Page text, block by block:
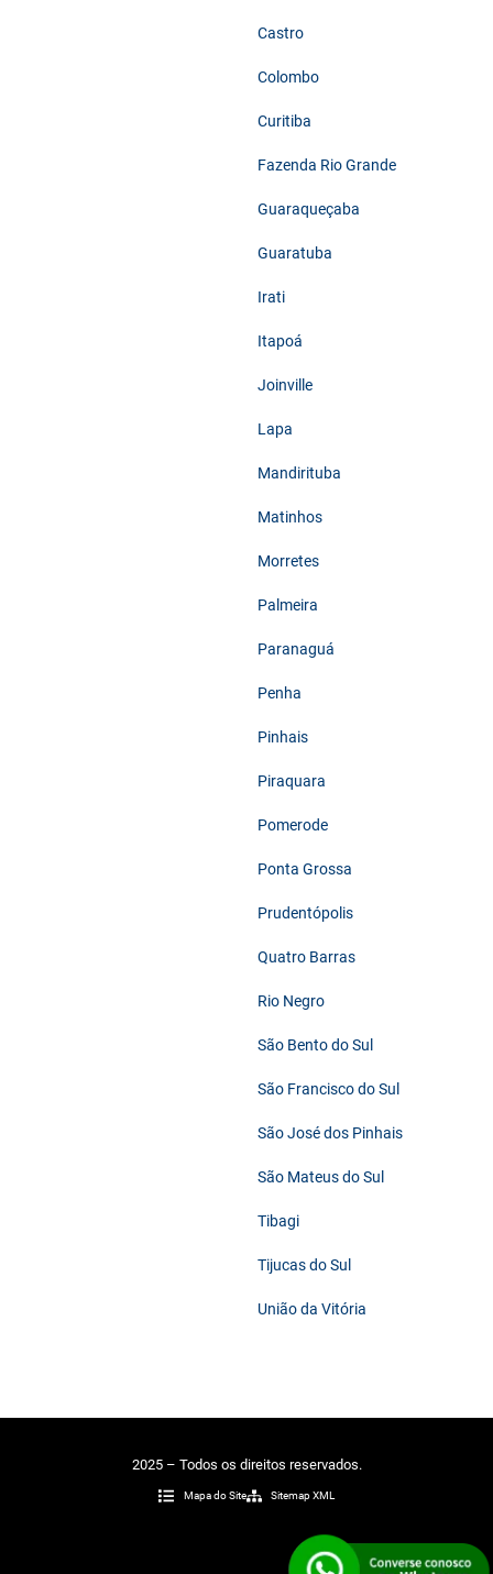
Castro
Colombo
Curitiba
Fazenda Rio Grande
Guaraqueçaba
Guaratuba
Irati
Itapoá
Joinville
Lapa
Mandirituba
Matinhos
Morretes
Palmeira
Paranaguá
Penha
Pinhais
Piraquara
Pomerode
Ponta Grossa
Prudentópolis
Quatro Barras
Rio Negro
São Bento do Sul
São Francisco do Sul
São José dos Pinhais
São Mateus do Sul
Tibagi
Tijucas do Sul
União da Vitória
2025 – Todos os direitos reservados.
Mapa do Site Sitemap XML